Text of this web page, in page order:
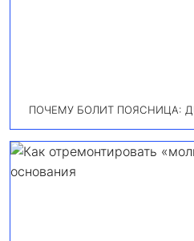
ПОЧЕМУ БОЛИТ ПОЯСНИЦА: